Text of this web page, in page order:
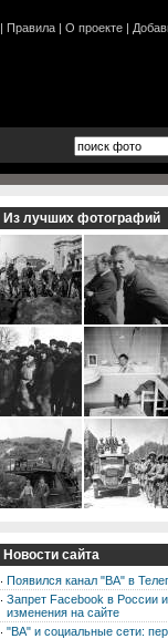
| Правила | О проекте |
Из лучших фотографий
Новости сайта
Появился канал "ВА" в
Запрет Facebook в России
изменения на сайте
"ВА" и социальные сети: